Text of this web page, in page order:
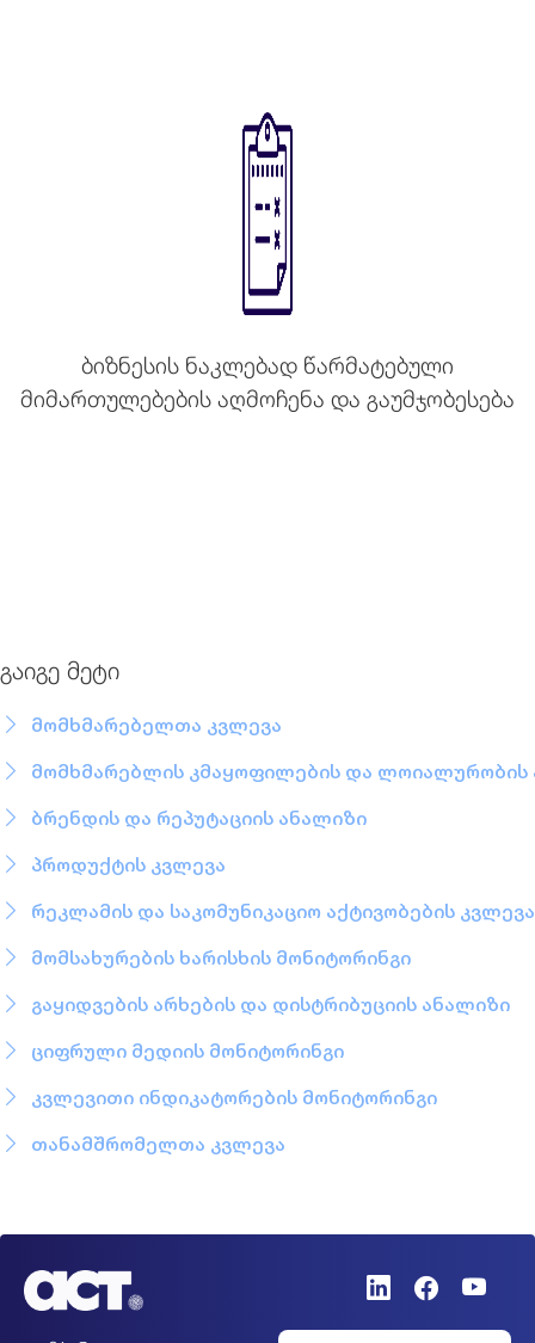
ბიზნესის ნაკლებად წარმატებული
მიმართულებების აღმოჩენა და გაუმჯობესება
გაიგე მეტი
მომხმარებელთა კვლევა
მომხმარებლის კმაყოფილების და ლოიალურობის
ბრენდის და რეპუტაციის ანალიზი
პროდუქტის კვლევა
რეკლამის და საკომუნიკაციო აქტივობების კვლევა
მომსახურების ხარისხის მონიტორინგი
გაყიდვების არხების და დისტრიბუციის ანალიზი
ციფრული მედიის მონიტორინგი
კვლევითი ინდიკატორების მონიტორინგი
თანამშრომელთა კვლევა